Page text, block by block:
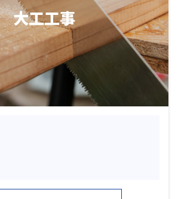
大工工事